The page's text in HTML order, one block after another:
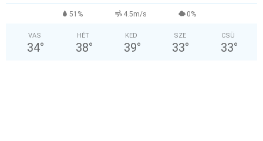
51% 4.5m/s 0%
VAS
34°
HÉT
38°
KED
39°
SZE
33°
CSÜ
33°